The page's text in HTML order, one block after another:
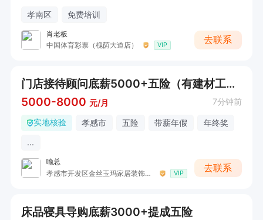
孝南区 免费培训
肖老板
中国体育彩票（槐荫大道店）
VIP
去联系
门店接待顾问底薪5000+五险（有建材工作经验）
5000-8000 元/月 7分钟前
实地核验 孝感市 五险 带薪年假
年终奖
...
喻总
孝感市开发区金丝玉玛家居装饰红星美凯龙店
VIP
去联系
床品寝具导购底薪3000+提成五险